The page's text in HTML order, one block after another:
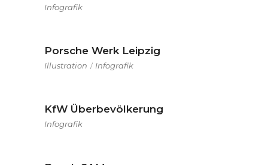
Infografik
Porsche Werk Leipzig
Illustration Infografik
KfW Überbevölkerung
Infografik